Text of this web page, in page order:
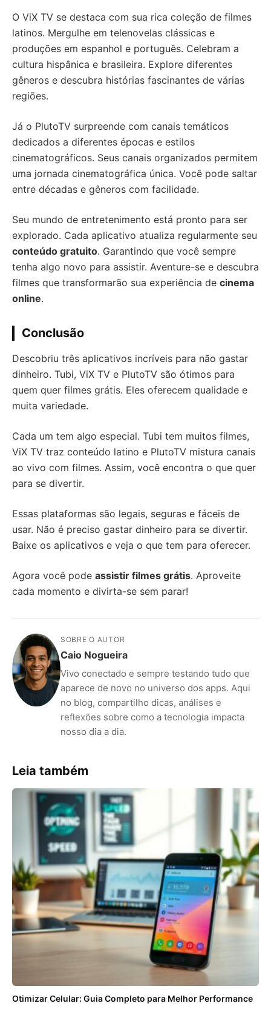
O ViX TV se destaca com sua rica coleção de filmes
latinos. Mergulhe em telenovelas clássicas e
produções em espanhol e português. Celebram a
cultura hispânica e brasileira. Explore diferentes
gêneros e descubra histórias fascinantes de várias
regiões.
Já o PlutoTV surpreende com canais temáticos
dedicados a diferentes épocas e estilos
cinematográficos. Seus canais organizados permitem
uma jornada cinematográfica única. Você pode saltar
entre décadas e gêneros com facilidade.
Seu mundo de entretenimento está pronto para ser
explorado. Cada aplicativo atualiza regularmente seu
conteúdo gratuito. Garantindo que você sempre
tenha algo novo para assistir. Aventure-se e descubra
filmes que transformarão sua experiência de cinema
online.
Conclusão
Descobriu três aplicativos incríveis para não gastar
dinheiro. Tubi, ViX TV e PlutoTV são ótimos para
quem quer filmes grátis. Eles oferecem qualidade e
muita variedade.
Cada um tem algo especial. Tubi tem muitos filmes,
ViX TV traz conteúdo latino e PlutoTV mistura canais
ao vivo com filmes. Assim, você encontra o que quer
para se divertir.
Essas plataformas são legais, seguras e fáceis de
usar. Não é preciso gastar dinheiro para se divertir.
Baixe os aplicativos e veja o que tem para oferecer.
Agora você pode assistir filmes grátis. Aproveite
cada momento e divirta-se sem parar!
SOBRE O AUTOR
Caio Nogueira
Vivo conectado e sempre testando tudo que
aparece de novo no universo dos apps. Aqui
no blog, compartilho dicas, análises e
reflexões sobre como a tecnologia impacta
nosso dia a dia.
Leia também
Otimizar Celular: Guia Completo para Melhor Performance